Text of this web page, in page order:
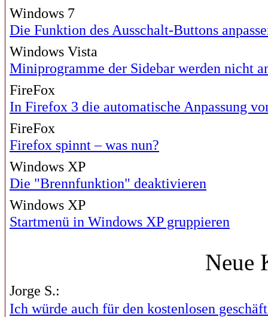
Windows 7
Die Funktion des Ausschalt-Buttons
Windows Vista
Miniprogramme der Sidebar werden nicht
FireFox
In Firefox 3 die automatische Anpassung
FireFox
Firefox spinnt – was nun?
Windows XP
Die "Brennfunktion" deaktivieren
Windows XP
Startmenü in Windows XP gruppieren
Neue
Jorge S.:
Ich würde auch für den kostenlosen